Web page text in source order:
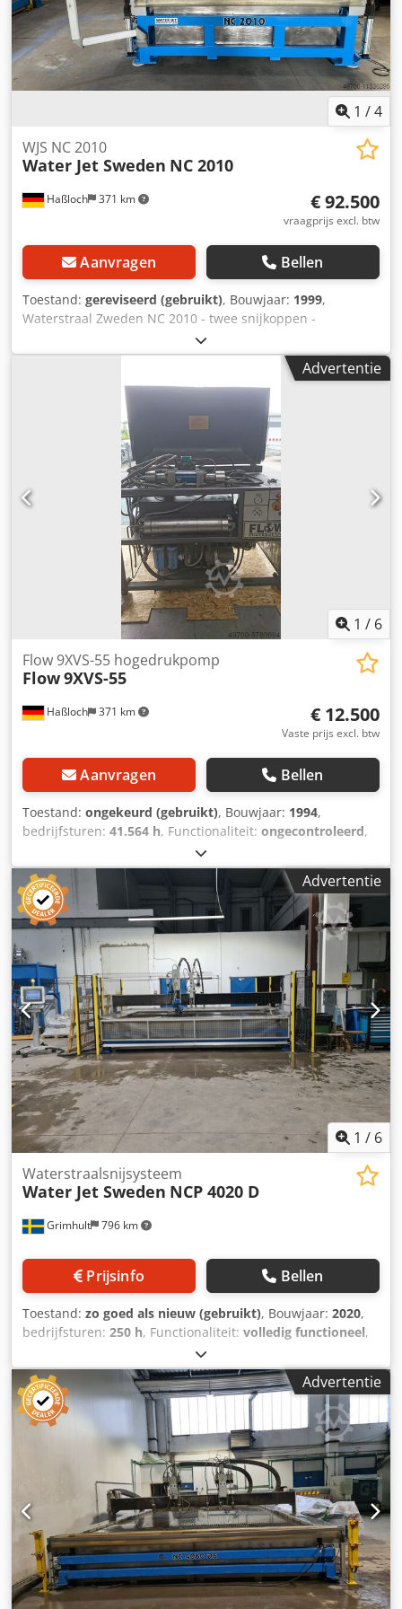
Rzsiijwa
1 /4
Haßloch 371 km
WJS NC 2010
Water Jet Sweden NC 2010
€ 92.500
vraagprijs excl. btw
Aanvragen Bellen
Toestand: gereviseerd (gebruikt), Bouwjaar: 1999,
Waterstraal Zweden NC 2010 - twee snijkoppen -
besturingseenheid is vernieuwd - wordt gezandstraald en
opnieuw gelakt - Pomp optioneel verkrijgbaar - leverbaar
na bestelling in 12-16 weken Speciale kenmerken: - Kan
worden aangepast aan de eisen van de klant - 12 maanden
of 2000 uur garantie (niet op reserve- en
slijtageonderdelen) Wij bieden korting bij het afsluiten van
een onderhouds- of servicecontract! Dwjdpfx Aisnab Sisisa
Neem contact met ons op en we maken een offerte op
maat!
Advertentie
1 / 6
Haßloch 371 km
Flow 9XVS-55 hogedrukpomp
Flow9XVS-55
€ 12.500
Vaste prijs excl. btw
Aanvragen Bellen
Toestand: ongekeurd (gebruikt), Bouwjaar: 1994,
bedrijfsturen: 41.564 h, Functionaliteit: ongecontroleerd,
(Afbeeldingen zijn voorwaarde) Optionele aankoop:
Huidige staat = 12.500 € Dwsdpfxeguqucs Aiija
Aansprakelijkheid uitgesloten - onderdelen, service en
onderhoud kunnen worden aangeboden Gereviseerde
staat = € 13.500 Controle van de versterker 3 maanden
garantie (niet op reserve- en slijtageonderdelen)
Vernieuwde staat = € 17.999 (Opknappen) 12 maanden
garantie (niet op reserve- en slijtageonderdelen) Nieuwe
versterker, nieuwe besturingseenheid, nieuwe HP-pomp,
hydrauliek gereinigd en gecontroleerd. Wij bieden korting
bij het afsluiten van een onderhouds- of servicecontract!
Neem contact met ons op en we maken een offerte op
maat!
Advertentie
1 / 6
Grimhult 796 km
Waterstraalsnijsysteem
Water Jet Sweden NCP 4020 D
Prijsinfo Bellen
Toestand: zo goed als nieuw (gebruikt), Bouwjaar: 2020,
bedrijfsturen: 250 h, Functionaliteit: volledig functioneel,
1.1 TECHNISCHE GEGEVENS 1 x Waterstraalsnijmachine,
NCP 4020 D 1 x FANUC 31iB d 1 x IGEMS Professional 1 x
BevelJet-snijhoofden voor AWJ-abrasiefwaterstraalsnijden
1 x Vaste snijkoppen voor AWJ-abrasiefwaterstraalsnijden 2
x SM3000-aanvoer 1 x KMT, Jetline 50 PK, 3,8 l/min, 4100
bar 1 x Koelaggregaat-schakelkast 1 x Slanghaspel met
sproeikop 1 x Gereedschapsset 1 x
Machinezonebescherming 1 x PanelOne HMI-
bedieninterface “EDGECUT” 1 x Afstandsbediening voor
hogedrukpomp 1 x Externe service/remote maintenance 2
x Membraanpomp en 2 x afzuigunits Dwedpexgua Aofx
Aiisa 1 x Afvalcontainer 1000 l 1 x Drukvat 200 l of 2-ton-
abrasief online transportband/online-abrasiefcontainer 1 x
Kop-beschermingspakket (nulpuntsmeetkop 1) 1 x IGEMS
Advertentie